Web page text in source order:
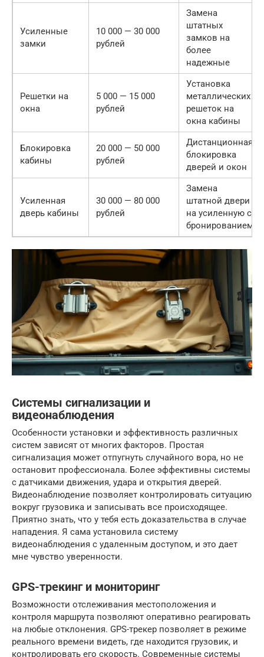
Усиленные
замки
10 000 — 30 000
рублей
Замена
штатных
замков на
более
надежные
Решетки на
окна
5 000 — 15 000
рублей
Установка
металлических
решеток на
окна кабины
Блокировка
кабины
20 000 — 50 000
рублей
Дистанционная
блокировка
дверей и окон
Усиленная
дверь кабины
30 000 — 80 000
рублей
Замена
штатной двери
на усиленную с
бронированием
Системы сигнализации и
видеонаблюдения
Особенности установки и эффективность различных
систем зависят от многих факторов. Простая
сигнализация может отпугнуть случайного вора, но не
остановит профессионала. Более эффективны системы
с датчиками движения, удара и открытия дверей.
Видеонаблюдение позволяет контролировать ситуацию
вокруг грузовика и записывать все происходящее.
Приятно знать, что у тебя есть доказательства в случае
нападения. Я сама установила систему
видеонаблюдения с удаленным доступом, и это дает
мне чувство уверенности.
GPS-трекинг и мониторинг
Возможности отслеживания местоположения и
контроля маршрута позволяют оперативно реагировать
на любые отклонения. GPS-трекер позволяет в режиме
реального времени видеть, где находится грузовик, и
контролировать его скорость. Современные системы